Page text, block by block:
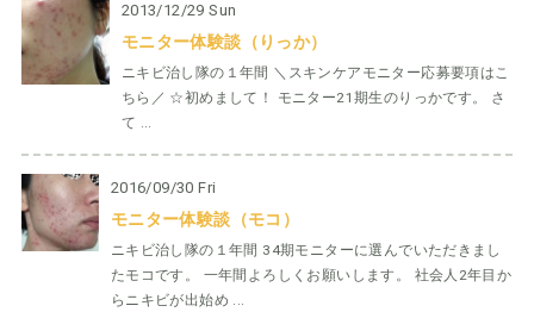
2013/12/29 Sun
モニター体験談（りっか）
ニキビ治し隊の１年間 ＼スキンケアモニター応募要項はこ
ちら／ ☆初めまして！ モニター21期生のりっかです。 さ
て ...
2016/09/30 Fri
モニター体験談（モコ）
ニキビ治し隊の１年間 34期モニターに選んでいただきまし
たモコです。 一年間よろしくお願いします。 社会人2年目か
らニキビが出始め ...